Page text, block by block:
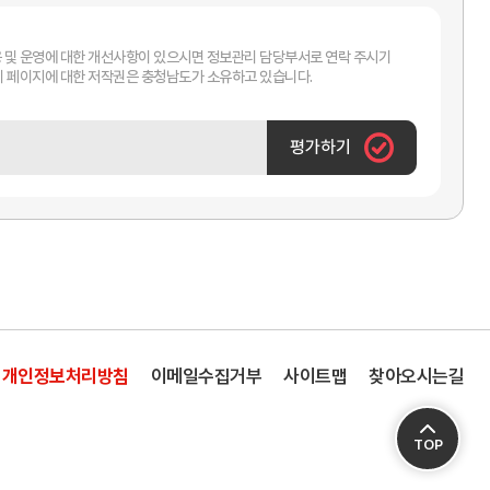
및 운영에 대한 개선사항이 있으시면 정보관리 담당부서로 연락 주시기
바랍니다. 이 페이지에 대한 저작권은 충청남도가 소유하고 있습니다.
평가하기
TOP
개인정보처리방침 이메일수집거부 사이트맵 찾아오시는길